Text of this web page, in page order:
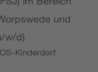
und
w/d)
Kinderdorf